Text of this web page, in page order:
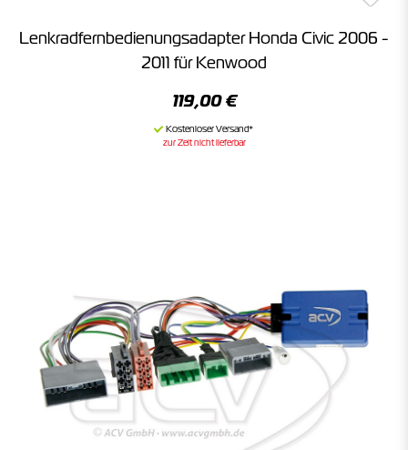
Lenkradfernbedienungsadapter Honda Civic 2006 -
2011 für Kenwood
119,00 €
zur Zeit nicht lieferbar